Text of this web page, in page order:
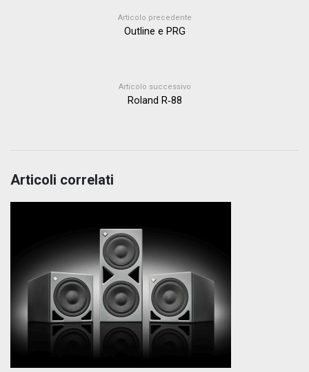
Articolo precedente
Outline e PRG
Articolo successivo
Roland R‑88
Articoli correlati